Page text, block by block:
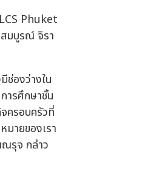
Phuket
มบูรณ์ จิรา
องว่างใน
ารศึกษาชั้น
ครอบครัวที่
มายของเรา
ณรุจ กล่าว